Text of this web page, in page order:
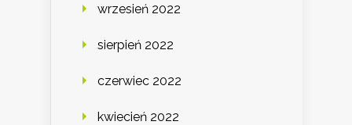
wrzesień 2022
sierpień 2022
czerwiec 2022
kwiecień 2022